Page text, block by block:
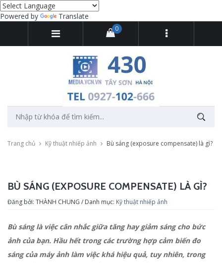
Powered by Translate
0
Trang chủ Kỹ thuật nhiếp ảnh Bù sáng (exposure compensate) là gì?
BÙ SÁNG (EXPOSURE COMPENSATE) LÀ GÌ?
Đăng bởi: THÀNH CHUNG / Danh mục: Kỹ thuật nhiếp ảnh
Bù sáng là việc cân nhắc giữa tăng hay giảm sáng cho bức
ảnh của bạn. Hầu hết trong các trường hợp cảm biến đo
sáng của máy ảnh làm việc khá hiệu quả, tuy nhiên, trong